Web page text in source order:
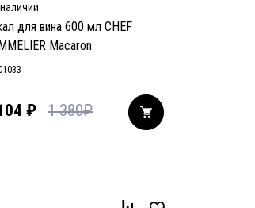
для вина 600 мл CHEF
Macaron
₽ 1 380₽